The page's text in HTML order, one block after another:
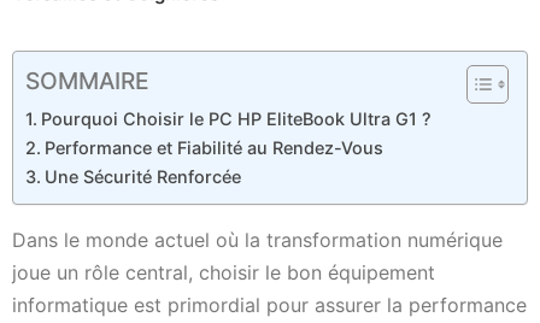
SOMMAIRE
Pourquoi Choisir le PC HP EliteBook Ultra G1 ?
Performance et Fiabilité au Rendez-Vous
Une Sécurité Renforcée
Dans le monde actuel où la transformation numérique
joue un rôle central, choisir le bon équipement
informatique est primordial pour assurer la performance